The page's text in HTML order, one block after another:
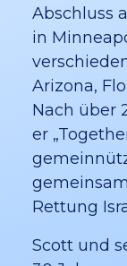
Abschluss
in
Arizona,
Nach über
er
Rettung
Scott und